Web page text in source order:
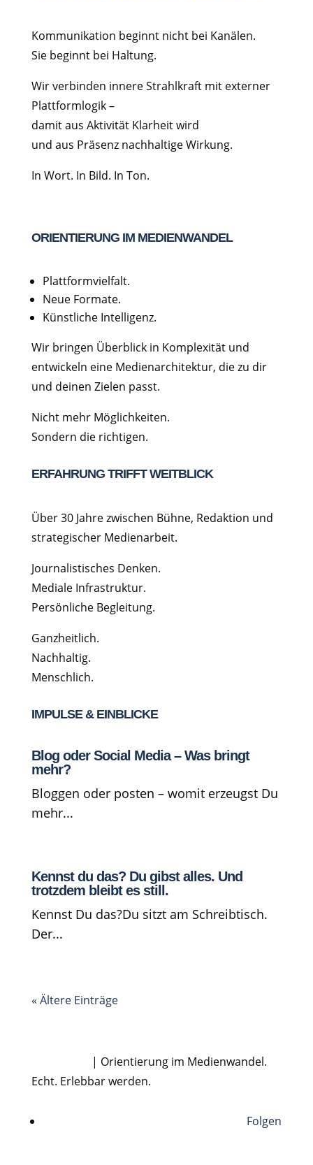
Kommunikation beginnt nicht bei Kanälen.
Sie beginnt bei Haltung.
Wir verbinden innere Strahlkraft mit externer
Plattformlogik –
damit aus Aktivität Klarheit wird
und aus Präsenz nachhaltige Wirkung.
In Wort. In Bild. In Ton.
ORIENTIERUNG IM MEDIENWANDEL
Plattformvielfalt.
Neue Formate.
Künstliche Intelligenz.
Wir bringen Überblick in Komplexität und
entwickeln eine Medienarchitektur, die zu dir
und deinen Zielen passt.
Nicht mehr Möglichkeiten.
Sondern die richtigen.
ERFAHRUNG TRIFFT WEITBLICK
Über 30 Jahre zwischen Bühne, Redaktion und
strategischer Medienarbeit.
Journalistisches Denken.
Mediale Infrastruktur.
Persönliche Begleitung.
Ganzheitlich.
Nachhaltig.
Menschlich.
IMPULSE & EINBLICKE
Blog oder Social Media – Was bringt
mehr?
Bloggen oder posten – womit erzeugst Du
mehr...
Kennst du das? Du gibst alles. Und
trotzdem bleibt es still.
Kennst Du das?Du sitzt am Schreibtisch.
Der...
« Ältere Einträge
| Orientierung im Medienwandel.
Echt. Erlebbar werden.
Folgen